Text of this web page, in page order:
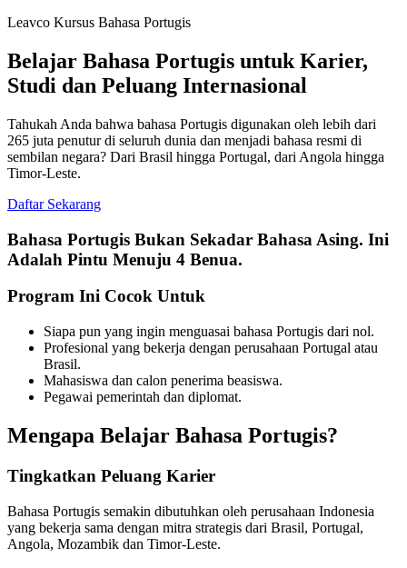
Leavco Kursus Bahasa Portugis
Belajar Bahasa Portugis untuk Karier,
Studi dan Peluang Internasional
Tahukah Anda bahwa bahasa Portugis digunakan oleh lebih dari
265 juta penutur di seluruh dunia dan menjadi bahasa resmi di
sembilan negara? Dari Brasil hingga Portugal, dari Angola hingga
Timor-Leste.
Daftar Sekarang
Bahasa Portugis Bukan Sekadar Bahasa Asing. Ini
Adalah Pintu Menuju 4 Benua.
Program Ini Cocok Untuk
Siapa pun yang ingin menguasai bahasa Portugis dari nol.
Profesional yang bekerja dengan perusahaan Portugal atau
Brasil.
Mahasiswa dan calon penerima beasiswa.
Pegawai pemerintah dan diplomat.
Mengapa Belajar Bahasa Portugis?
Tingkatkan Peluang Karier
Bahasa Portugis semakin dibutuhkan oleh perusahaan Indonesia
yang bekerja sama dengan mitra strategis dari Brasil, Portugal,
Angola, Mozambik dan Timor-Leste.